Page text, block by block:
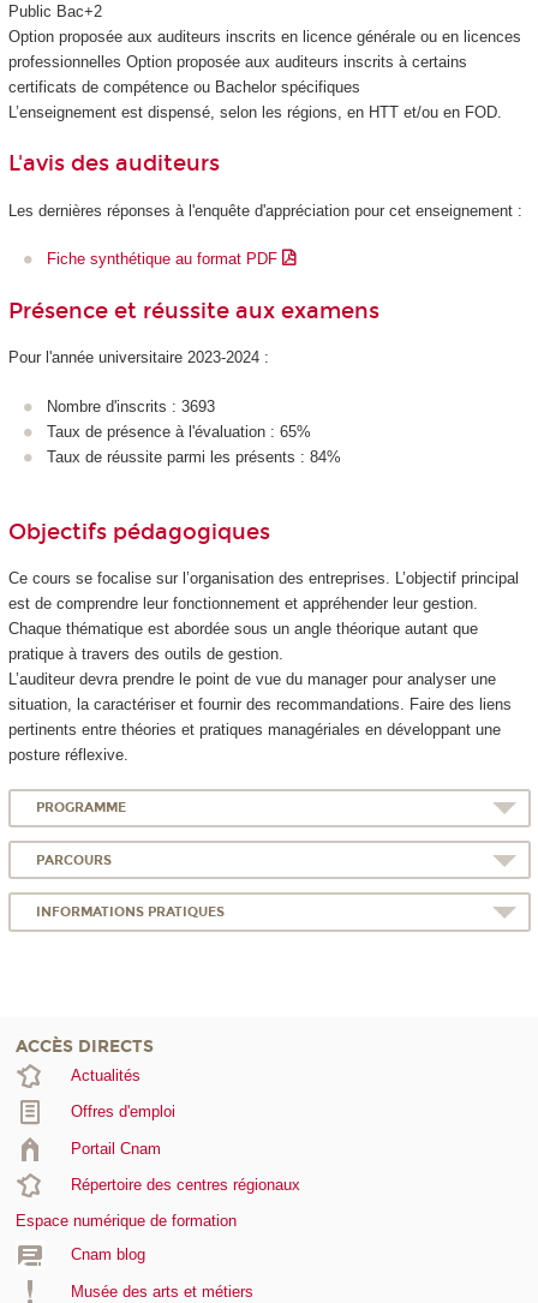
Public Bac+2
Option proposée aux auditeurs inscrits en licence générale ou en licences
professionnelles Option proposée aux auditeurs inscrits à certains
certificats de compétenceou Bachelor spécifiques
L’enseignement est dispensé, selon les régions, en HTTet/ou en FOD.
L'avis des auditeurs
Les dernières réponses à l'enquête d'appréciation pour cet enseignement :
Fiche synthétique au format PDF
Présence et réussite aux examens
Pour l'année universitaire 2023-2024 :
Nombre d'inscrits : 3693
Taux de présence à l'évaluation : 65%
Taux de réussite parmi les présents : 84%
Objectifs pédagogiques
Ce cours se focalise sur l’organisation des entreprises. L’objectif principal
est de comprendre leur fonctionnement et appréhender leur gestion.
Chaque thématique est abordée sous un angle théorique autant que
pratique à travers des outils de gestion.
L’auditeur devra prendre le point de vue du manager pour analyser une
situation, la caractériser et fournir des recommandations. Faire des liens
pertinents entre théories et pratiques managériales en développant une
posture réflexive.
PROGRAMME
PARCOURS
INFORMATIONS PRATIQUES
ACCÈS DIRECTS
Actualités
Offres d'emploi
Portail Cnam
Répertoire des centres régionaux
Espace numérique de formation
Cnam blog
Musée des arts et métiers